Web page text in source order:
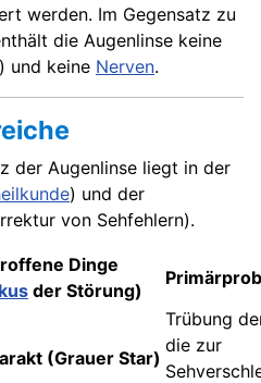
werden. Im Gegensatz zu
die Augenlinse keine
) und keine Nerven.
der Augenlinse liegt in der
) und der
von Sehfehlern).
Dinge
der Störung)
(Grauer Star)
Trübung
die zur